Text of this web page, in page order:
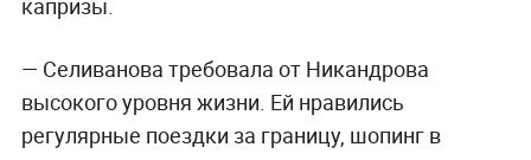
— Селиванова требовала от Никандрова
высокого уровня жизни. Ей нравились
регулярные поездки за границу, шопинг в